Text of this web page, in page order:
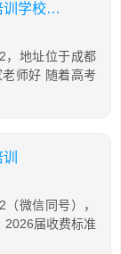
四川单招集训哪家老师好，四川省单招培训学校排名
，地址位于成都
师好 随着高考
微信同号），
2026届收费标准